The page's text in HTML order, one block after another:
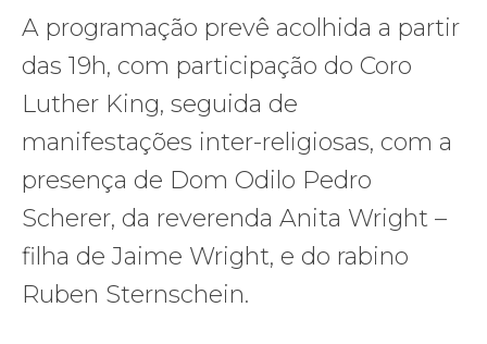
A programação prevê acolhida a partir
das 19h, com participação do Coro
Luther King, seguida de
manifestações inter-religiosas, com a
presença de Dom Odilo Pedro
Scherer, da reverenda Anita Wright –
filha de Jaime Wright, e do rabino
Ruben Sternschein.